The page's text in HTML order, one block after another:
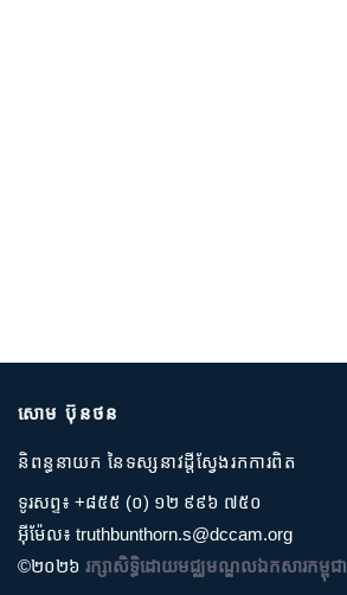
សោម ប៊ុនថន
និពន្ធនាយក នៃទស្សនាវដ្តីស្វែងរកការពិត
ទូរសព្ទ៖ +៨៥៥ (០) ១២ ៩៩៦ ៧៥០
អ៊ីម៉ែល៖ truthbunthorn.s@dccam.org
©២០២៦ រក្សាសិទ្ធិដោយមជ្ឈមណ្ឌលឯកសារកម្ពុជា